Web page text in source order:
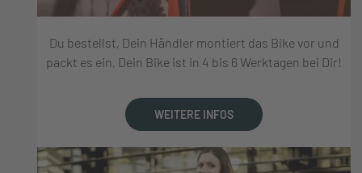
Du bestellst, Dein Händler montiert das Bike vor und
packt es ein, Dein Bike ist in 4 bis 6 Werktagen bei Dir!
WEITERE INFOS